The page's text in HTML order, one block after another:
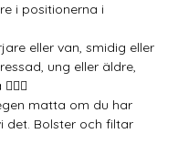
i positionerna i
eller van, smidig eller
ung eller äldre,
matta om du har
det. Bolster och filtar